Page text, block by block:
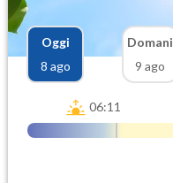
Oggi
8 ago
Domani
9 ago
06:11